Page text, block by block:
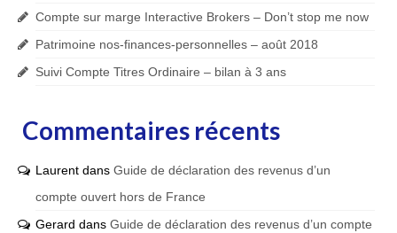
Compte sur marge Interactive Brokers – Don’t stop me now
Patrimoine nos-finances-personnelles – août 2018
Suivi Compte Titres Ordinaire – bilan à 3 ans
Commentaires récents
Laurent dans Guide de déclaration des revenus d’un
compte ouvert hors de France
Gerard dans Guide de déclaration des revenus d’un compte